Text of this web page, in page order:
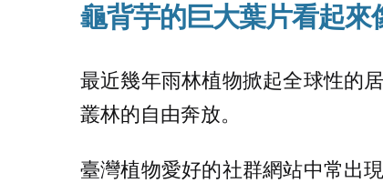
龜背芋的巨大葉片看起來
最近幾年雨林植物掀起全球性的
叢林的自由奔放。
臺灣植物愛好的社群網站中常出